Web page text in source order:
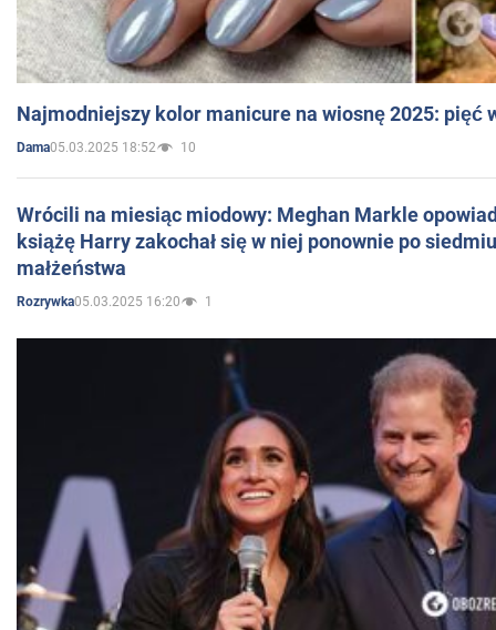
Najmodniejszy kolor manicure na wiosnę 2025: pięć
Dama05.03.2025 18:52 10
Wrócili na miesiąc miodowy: Meghan Markle
książę Harry zakochał się w niej ponownie po
małżeństwa
Rozrywka05.03.2025 16:20 1